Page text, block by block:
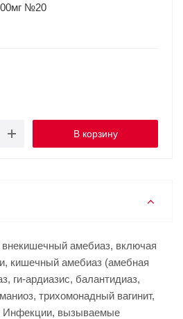
№20
В корзину
амебиаз, включая
кишечный амебиаз (амебная
ги-ардиазис, балантидиаз,
трихомонадный вагинит,
Инфекции, вызываемые